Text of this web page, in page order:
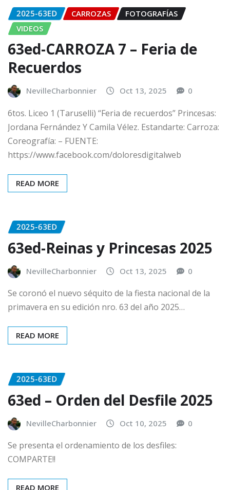
2025-63ED CARROZAS
FOTOGRAFÍAS
VIDEOS
63ed-CARROZA 7 – Feria de
Recuerdos
NevilleCharbonnier Oct 13, 2025 0
6tos. Liceo 1 (Taruselli) “Feria de recuerdos” Princesas:
Jordana Fernández Y Camila Vélez. Estandarte: Carroza:
Coreografía: – FUENTE:
https://www.facebook.com/doloresdigitalweb
READ MORE
2025-63ED
63ed-Reinas y Princesas 2025
NevilleCharbonnier Oct 13, 2025 0
Se coronó el nuevo séquito de la fiesta nacional de la
primavera en su edición nro. 63 del año 2025…
READ MORE
2025-63ED
63ed – Orden del Desfile 2025
NevilleCharbonnier Oct 10, 2025 0
Se presenta el ordenamiento de los desfiles:
COMPARTE!!
READ MORE